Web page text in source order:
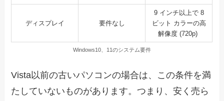
ディスプレイ 要件なし
9 インチ以上で 8
ビット カラーの高
解像度 (720p)
Windows10、11のシステム要件
Vista以前の古いパソコンの場合は、この条件を満
たしていないものがあります。つまり、安く売ら